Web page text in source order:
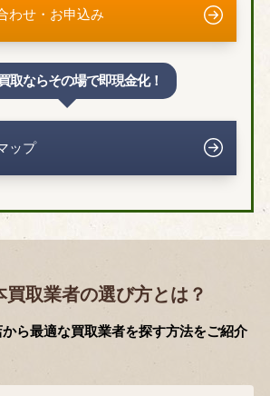
わせ・お申込み
取ならその場で即現金化！
ップ
買取業者の選び方とは？
ら最適な買取業者を探す方法をご紹介